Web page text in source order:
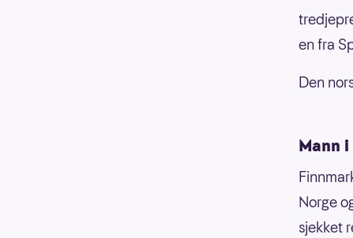
en fra
Den
Mann
Norge
sjekket